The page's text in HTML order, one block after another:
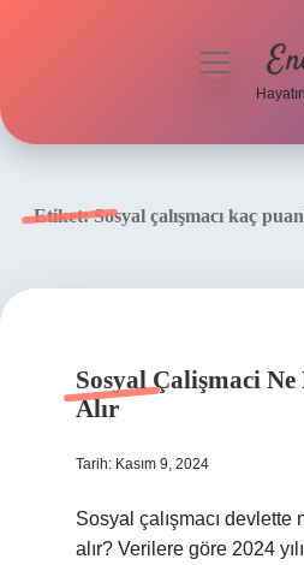
menüyü
Etiket:Sosyal çalışmacı kaç
Sosyal Çalişmaci
Alır
Tarih: Kasım 9, 2024
Sosyal çalışmacı devlette
alır? Verilere göre 2024